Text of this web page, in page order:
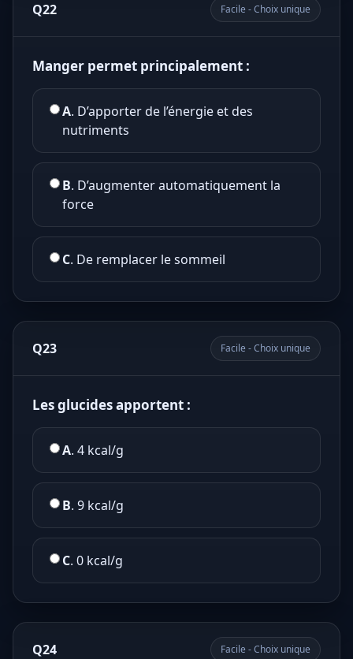
Q22 Facile - Choix unique
Manger permet principalement :
A. D’apporter de l’énergie et des
nutriments
B. D’augmenter automatiquement la
force
C. De remplacer le sommeil
Q23 Facile - Choix unique
Les glucides apportent :
A. 4 kcal/g
B. 9 kcal/g
C. 0 kcal/g
Q24 Facile - Choix unique